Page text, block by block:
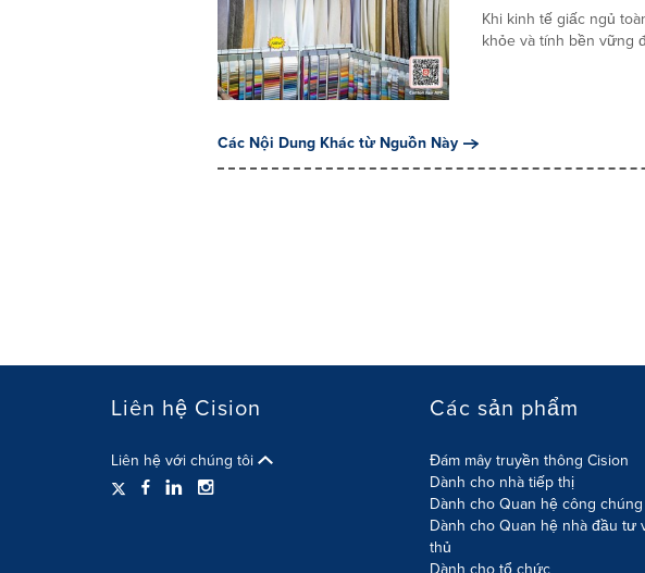
Khi kinh tế giấc ngủ
khỏe và tính bền vững
Các Nội Dung Khác từ Nguồn Này
Liên hệ Cision
Liên hệ với chúng tôi
Các sản phẩm
Đám mây truyền thông Cision
Dành cho nhà tiếp thị
Dành cho Quan hệ công chúng
Dành cho Quan hệ nhà đầu tư
thủ